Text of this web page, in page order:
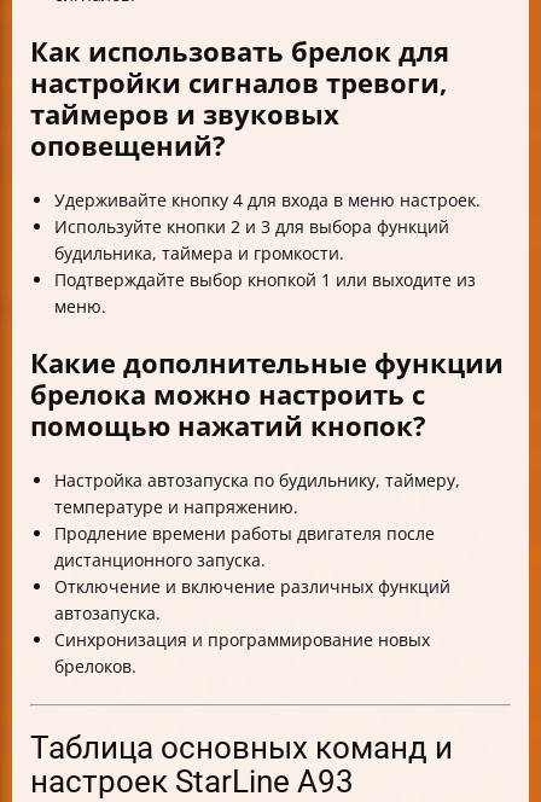
Как использовать брелок для
настройки сигналов тревоги,
таймеров и звуковых
оповещений?
Удерживайте кнопку 4 для входа в меню настроек.
Используйте кнопки 2 и 3 для выбора функций
будильника, таймера и громкости.
Подтверждайте выбор кнопкой 1 или выходите из
меню.
Какие дополнительные функции
брелока можно настроить с
помощью нажатий кнопок?
Настройка автозапуска по будильнику, таймеру,
температуре и напряжению.
Продление времени работы двигателя после
дистанционного запуска.
Отключение и включение различных функций
автозапуска.
Синхронизация и программирование новых
брелоков.
Таблица основных команд и
настроек StarLine A93